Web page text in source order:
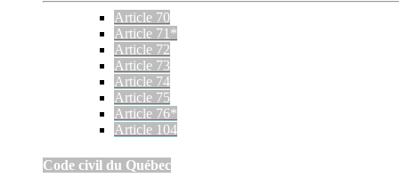
Article 70
Article 71*
Article 72
Article 73
Article 74
Article 75
Article 76*
Article 104
Code civil du Québec